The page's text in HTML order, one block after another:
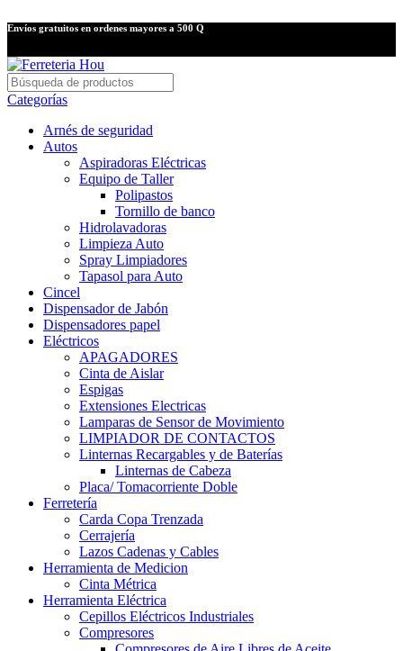
Envíos gratuitos en ordenes mayores a 500 Q
Categorías
Arnés de seguridad
Autos
Aspiradoras Eléctricas
Equipo de Taller
Polipastos
Tornillo de banco
Hidrolavadoras
Limpieza Auto
Spray Limpiadores
Tapasol para Auto
Cincel
Dispensador de Jabón
Dispensadores papel
Eléctricos
APAGADORES
Cinta de Aislar
Espigas
Extensiones Electricas
Lamparas de Sensor de Movimiento
LIMPIADOR DE CONTACTOS
Linternas Recargables y de Baterías
Linternas de Cabeza
Placa/ Tomacorriente Doble
Ferretería
Carda Copa Trenzada
Cerrajería
Lazos Cadenas y Cables
Herramienta de Medicion
Cinta Métrica
Herramienta Eléctrica
Cepillos Eléctricos Industriales
Compresores